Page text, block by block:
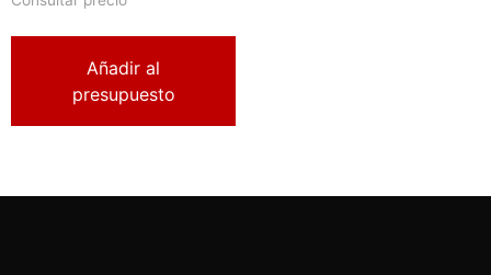
Añadir al
presupuesto